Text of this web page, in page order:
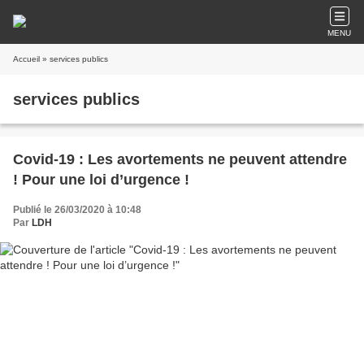
MENU
Accueil » services publics
services publics
Covid-19 : Les avortements ne peuvent attendre
! Pour une loi d’urgence !
Publié le 26/03/2020 à 10:48
Par LDH